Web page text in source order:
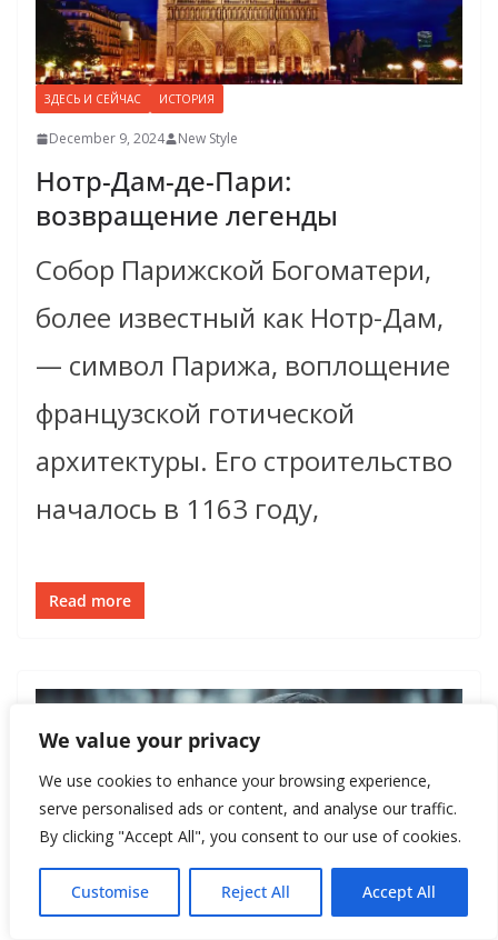
We value your privacy
We use cookies to enhance your browsing experience,
serve personalised ads or content, and analyse our traffic.
By clicking "Accept All", you consent to our use of cookies.
Customise Reject All Accept All
ЗДЕСЬ И СЕЙЧАС ИСТОРИЯ
December 9, 2024 New Style
Нотр-Дам-де-Пари:
возвращение легенды
Собор Парижской Богоматери,
более известный как Нотр-Дам,
— символ Парижа, воплощение
французской готической
архитектуры. Его строительство
началось в 1163 году,
Read more